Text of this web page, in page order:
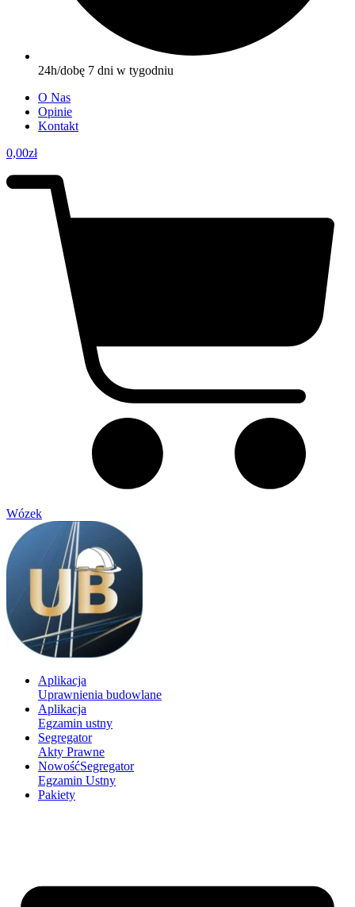
24h/dobę 7 dni w tygodniu
O Nas
Opinie
Kontakt
0,00zł
Wózek
Aplikacja
Uprawnienia budowlane
Aplikacja
Egzamin ustny
Segregator
Akty Prawne
NowośćSegregator
Egzamin Ustny
Pakiety